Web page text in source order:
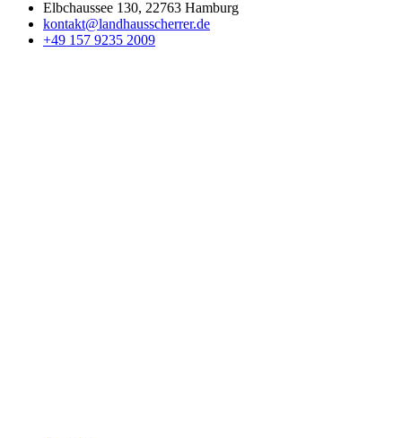
Elbchaussee 130, 22763 Hamburg
kontakt@landhausscherrer.de
+49 157 9235 2009